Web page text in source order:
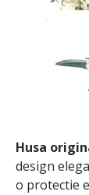
Husa
design
o protectie